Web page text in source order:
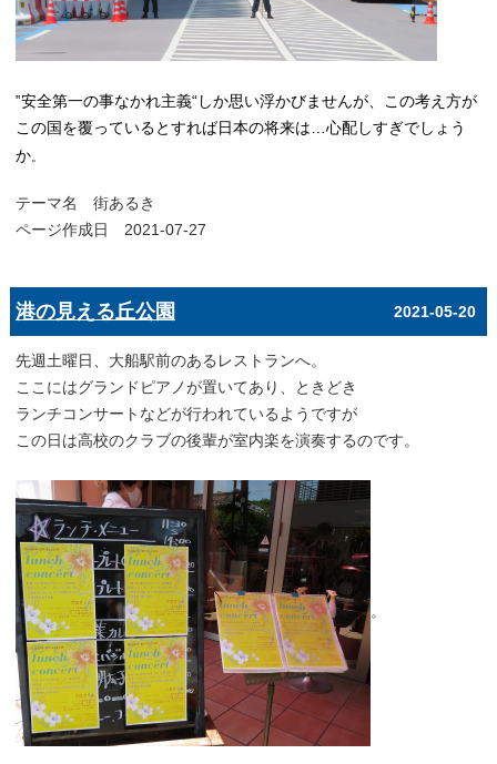
‟安全第一の事なかれ主義“しか思い浮かびませんが、この考え方が
この国を覆っているとすれば日本の将来は…心配しすぎでしょう
か。
テーマ名 街あるき
ページ作成日 2021-07-27
港の見える丘公園 2021-05-20
先週土曜日、大船駅前のあるレストランへ。
ここにはグランドピアノが置いてあり、ときどき
ランチコンサートなどが行われているようですが
この日は高校のクラブの後輩が室内楽を演奏するのです。
。